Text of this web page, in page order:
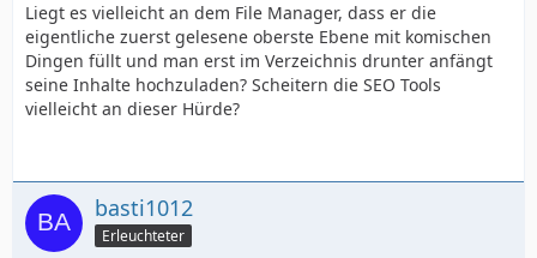
Liegt es vielleicht an dem File Manager, dass er die
eigentliche zuerst gelesene oberste Ebene mit komischen
Dingen füllt und man erst im Verzeichnis drunter anfängt
seine Inhalte hochzuladen? Scheitern die SEO Tools
vielleicht an dieser Hürde?
basti1012
Erleuchteter